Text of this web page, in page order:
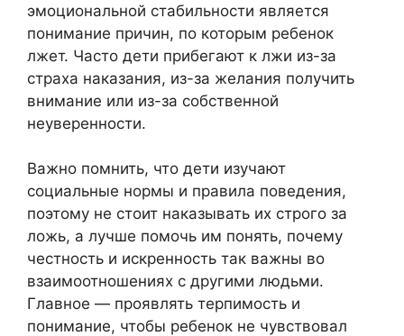
эмоциональной стабильности является
понимание причин, по которым ребенок
лжет. Часто дети прибегают к лжи из-за
страха наказания, из-за желания получить
внимание или из-за собственной
неуверенности.
Важно помнить, что дети изучают
социальные нормы и правила поведения,
поэтому не стоит наказывать их строго за
ложь, а лучше помочь им понять, почему
честность и искренность так важны во
взаимоотношениях с другими людьми.
Главное — проявлять терпимость и
понимание, чтобы ребенок не чувствовал